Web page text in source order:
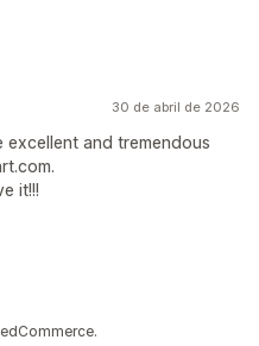
30 de abril de 2026
excellent and tremendous
it!!!